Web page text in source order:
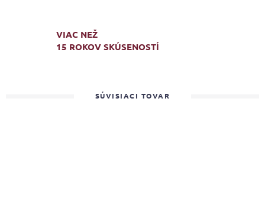
VIAC NEŽ
15 ROKOV SKÚSENOSTÍ
SÚVISIACI TOVAR